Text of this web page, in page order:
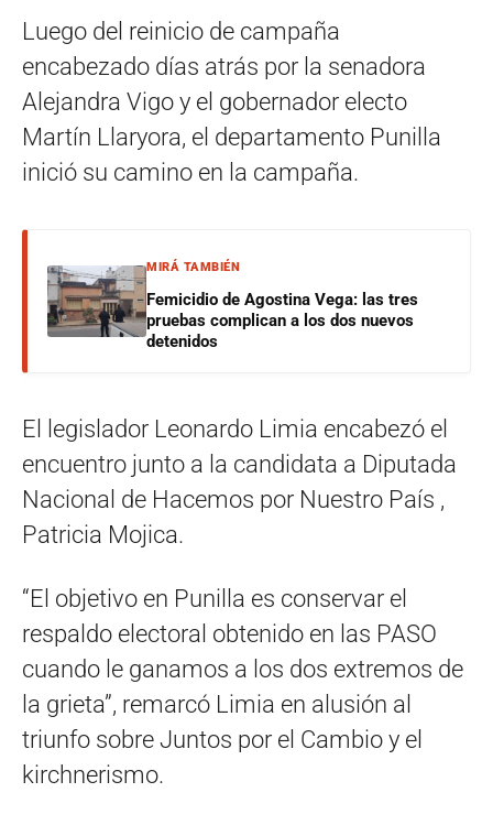
Luego del reinicio de campaña
encabezado días atrás por la senadora
Alejandra Vigo y el gobernador electo
Martín Llaryora, el departamento Punilla
inició su camino en la campaña.
MIRÁ TAMBIÉN
Femicidio de Agostina Vega: las tres
pruebas complican a los dos nuevos
detenidos
El legislador Leonardo Limia encabezó el
encuentro junto a la candidata a Diputada
Nacional de Hacemos por Nuestro País ,
Patricia Mojica.
“El objetivo en Punilla es conservar el
respaldo electoral obtenido en las PASO
cuando le ganamos a los dos extremos de
la grieta”, remarcó Limia en alusión al
triunfo sobre Juntos por el Cambio y el
kirchnerismo.